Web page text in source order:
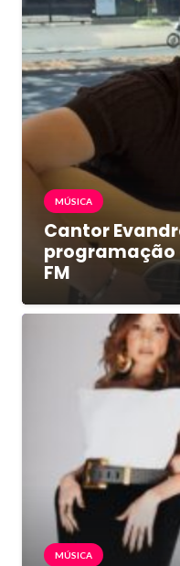
MÚSICA
Cantor
programação
FM
MÚSICA